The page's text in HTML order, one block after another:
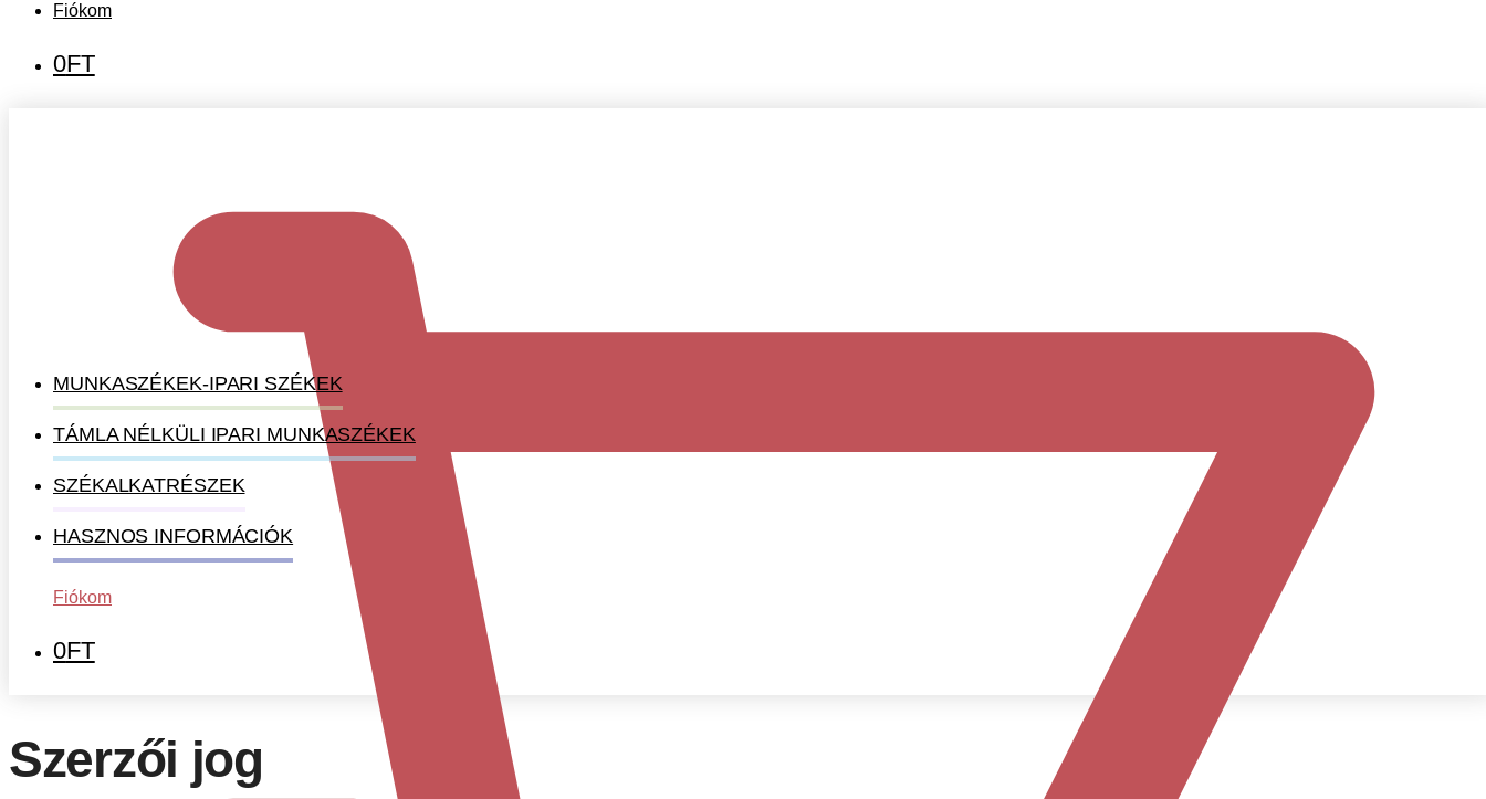
Fiókom
0FT
MUNKASZÉKEK-IPARI SZÉKEK
TÁMLA NÉLKÜLI IPARI MUNKASZÉKEK
SZÉKALKATRÉSZEK
HASZNOS INFORMÁCIÓK
Fiókom
0FT
Szerzői jog